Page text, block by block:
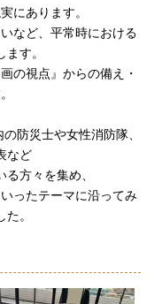
にあります。
など、平常時における
す。
の視点』からの備え・
防災士や女性消防隊、
など
方々を集め、
ったテーマに沿ってみ
。